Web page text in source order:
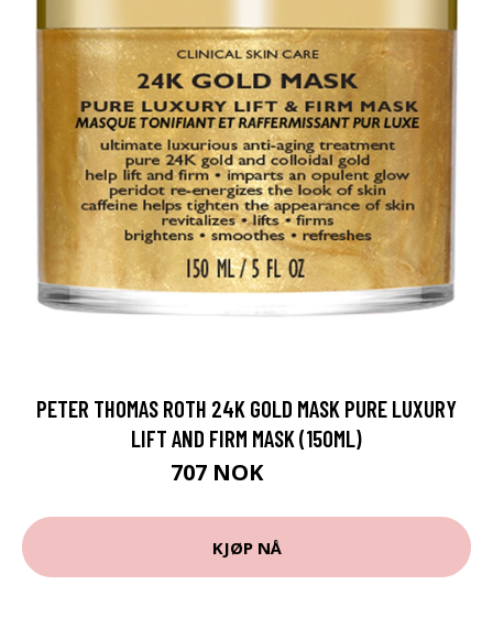
PETER THOMAS ROTH 24K GOLD MASK PURE LUXURY
LIFT AND FIRM MASK (150ML)
707 NOK
KJØP NÅ